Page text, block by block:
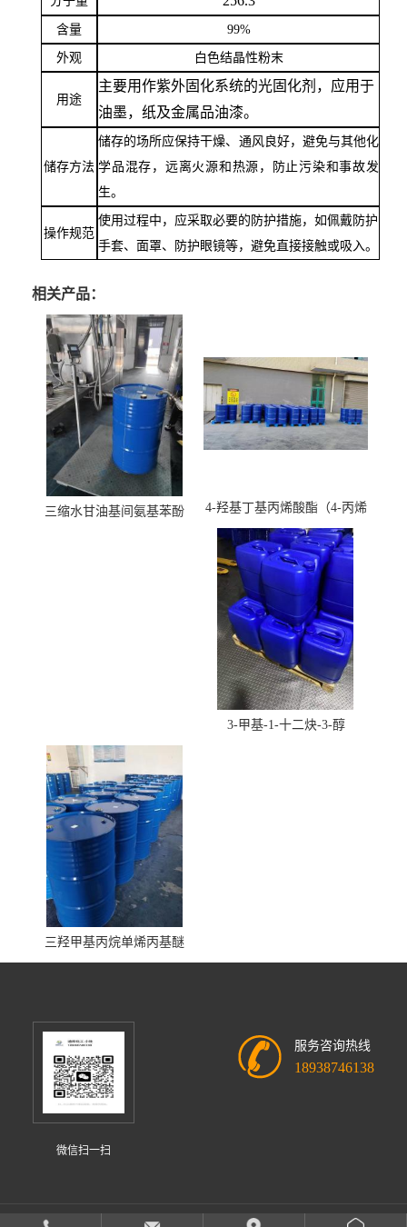
含量 99%
外观 白色结晶性粉末
用途
主要用作紫外固化系统的光固化剂，应用于
油墨，纸及金属品油漆。
储存方法
储存的场所应保持干燥、通风良好，避免与其他化
学品混存，远离火源和热源，防止污染和事故发
生。
操作规范
使用过程中，应采取必要的防护措施，如佩戴防护
手套、面罩、防护眼镜等，避免直接接触或吸入。
相关产品：
三缩水甘油基间氨基苯酚
4-羟基丁基丙烯酸酯（4-丙烯
酸羟丁酯）
3-甲基-1-十二炔-3-醇
三羟甲基丙烷单烯丙基醚
微信扫一扫
服务咨询热线
18938746138